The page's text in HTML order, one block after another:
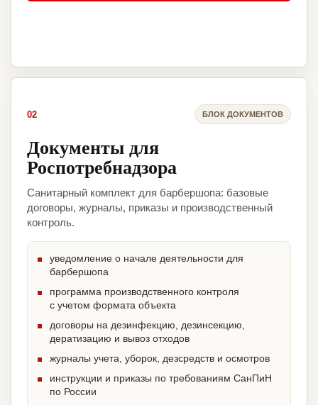
02 БЛОК ДОКУМЕНТОВ
Документы для
Роспотребнадзора
Санитарный комплект для барбершопа: базовые
договоры, журналы, приказы и производственный
контроль.
уведомление о начале деятельности для
барбершопа
программа производственного контроля
с учетом формата объекта
договоры на дезинфекцию, дезинсекцию,
дератизацию и вывоз отходов
журналы учета, уборок, дезсредств и осмотров
инструкции и приказы по требованиям СанПиН
по России